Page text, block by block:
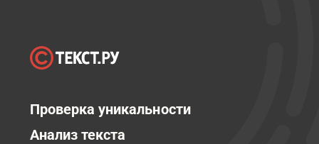
Проверка уникальности
Анализ текста